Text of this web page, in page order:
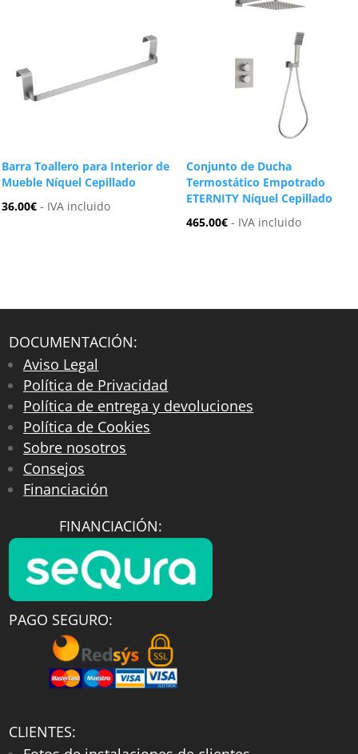
Barra Toallero para Interior de
Mueble Níquel Cepillado
36.00€ - IVA incluido
Conjunto de Ducha
Termostático Empotrado
ETERNITY Níquel Cepillado
465.00€ - IVA incluido
DOCUMENTACIÓN:
Aviso Legal
Política de Privacidad
Política de entrega y devoluciones
Política de Cookies
Sobre nosotros
Consejos
Financiación
FINANCIACIÓN:
PAGO SEGURO:
CLIENTES: